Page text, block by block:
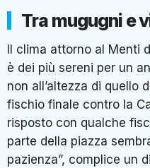
Tra mugugni e
Il clima attorno al Menti
è dei più sereni per un
non all’altezza di quello
fischio finale contro la
risposto con qualche
parte della piazza
pazienza”, complice un